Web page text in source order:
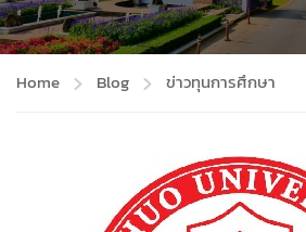
Home Blog ข่าวทุนการศึกษา